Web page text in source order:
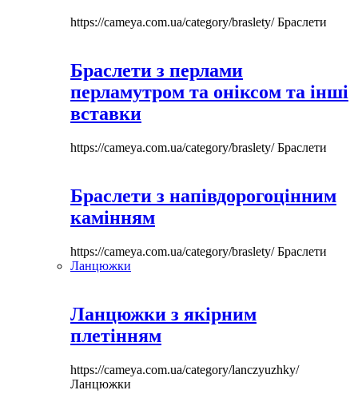
https://cameya.com.ua/category/braslety/Браслети
Браслети з перлами
перламутром та оніксом та інші
вставки
https://cameya.com.ua/category/braslety/Браслети
Браслети з напівдорогоцінним
камінням
https://cameya.com.ua/category/braslety/Браслети
Ланцюжки
Ланцюжки з якірним
плетінням
https://cameya.com.ua/category/lanczyuzhky/
Ланцюжки